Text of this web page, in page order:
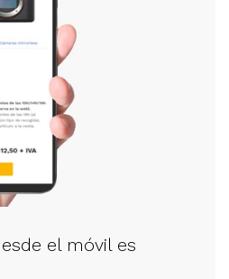
el móvil es